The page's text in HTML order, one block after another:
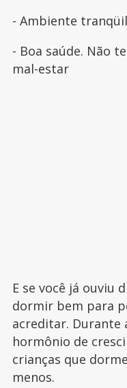
- Ambiente
- Boa saúde. Não
mal-estar
E se você já ouviu
dormir bem para
acreditar. Durante
hormônio de
crianças que
menos.